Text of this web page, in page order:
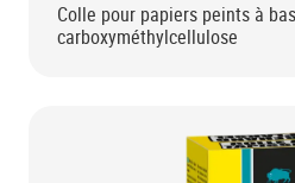
Colle pour papiers peints à
carboxyméthylcellulose